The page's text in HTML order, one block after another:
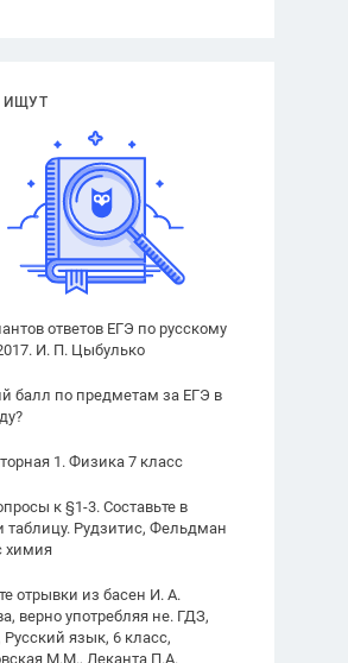
ИЩУТ
ответов ЕГЭ по русскому
И. П. Цыбулько
балл по предметам за ЕГЭ в
1. Физика 7 класс
к §1-3. Составьте в
таблицу. Рудзитис, Фельдман
химия
отрывки из басен И. А.
верно употребляя не. ГДЗ,
Русский язык, 6 класс,
М.М., Леканта П.А.